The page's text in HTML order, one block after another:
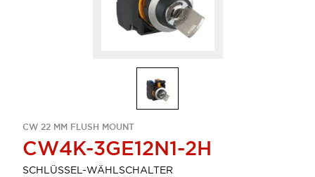
CW 22 MM FLUSH MOUNT
CW4K-3GE12N1-2H
SCHLÜSSEL-WÄHLSCHALTER